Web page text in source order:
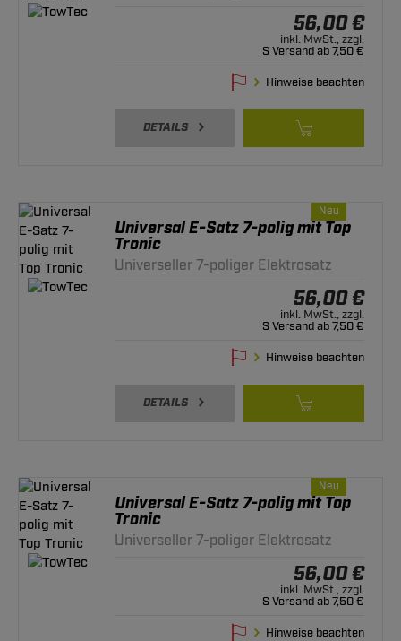
56,00 €
inkl. MwSt., zzgl.
S Versand ab 7,50 €
Hinweise beachten
DETAILS
Neu
Universal E-Satz 7-polig mit Top
Tronic
Universeller 7-poliger Elektrosatz
56,00 €
inkl. MwSt., zzgl.
S Versand ab 7,50 €
Hinweise beachten
DETAILS
Neu
Universal E-Satz 7-polig mit Top
Tronic
Universeller 7-poliger Elektrosatz
56,00 €
inkl. MwSt., zzgl.
S Versand ab 7,50 €
Hinweise beachten